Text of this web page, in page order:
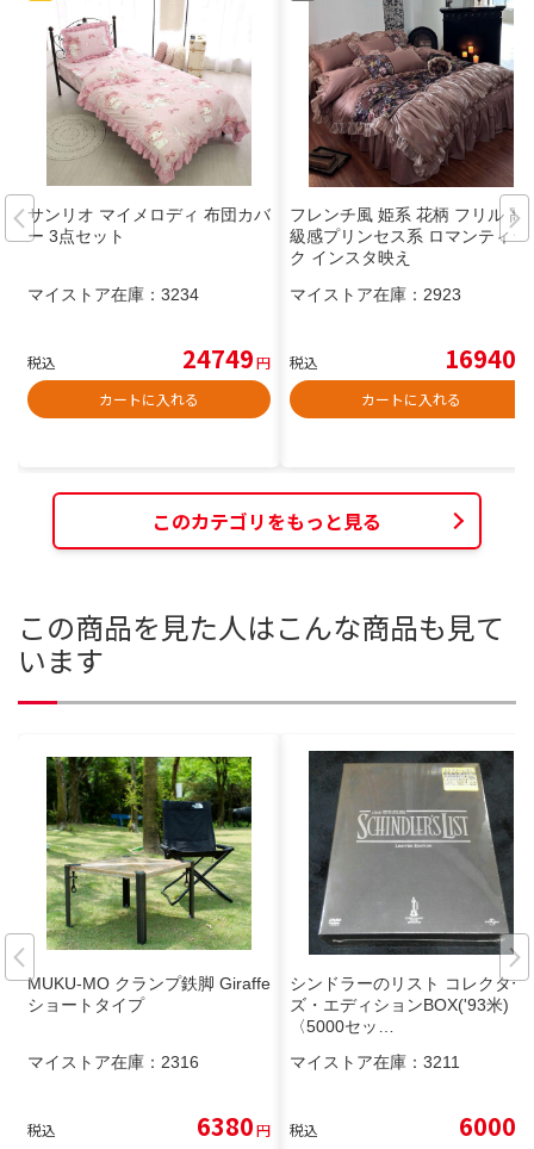
サンリオ マイメロディ 布団カバ
ー 3点セット
マイストア在庫： 3234
税込 24749円
カートに入れる
フレンチ風 姫系 花柄 フリル 高
級感プリンセス系 ロマンティッ
ク インスタ映え
マイストア在庫： 2923
税込 16940
カートに入れる
このカテゴリをもっと見る
この商品を見た人はこんな商品も見て
います
MUKU-MO クランプ鉄脚 Giraffe
ショートタイプ
マイストア在庫： 2316
税込 6380円
シンドラーのリスト コレクター
ズ・エディションBOX('93米)
〈5000セッ…
マイストア在庫： 3211
税込 6000